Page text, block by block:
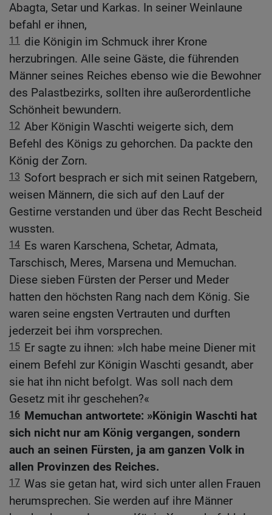
Abagta, Setar und Karkas. In seiner Weinlaune
befahl er ihnen,
11
die Königin im Schmuck ihrer Krone
herzubringen. Alle seine Gäste, die führenden
Männer seines Reiches ebenso wie die Bewohner
des Palastbezirks, sollten ihre außerordentliche
Schönheit bewundern.
12 Aber Königin Waschti weigerte sich, dem
Befehl des Königs zu gehorchen. Da packte den
König der Zorn.
13 Sofort besprach er sich mit seinen Ratgebern,
weisen Männern, die sich auf den Lauf der
Gestirne verstanden und über das Recht Bescheid
wussten.
14 Es waren Karschena, Schetar, Admata,
Tarschisch, Meres, Marsena und Memuchan.
Diese sieben Fürsten der Perser und Meder
hatten den höchsten Rang nach dem König. Sie
waren seine engsten Vertrauten und durften
jederzeit bei ihm vorsprechen.
15 Er sagte zu ihnen: »Ich habe meine Diener mit
einem Befehl zur Königin Waschti gesandt, aber
sie hat ihn nicht befolgt. Was soll nach dem
Gesetz mit ihr geschehen?«
16 Memuchan antwortete: »Königin Waschti hat
sich nicht nur am König vergangen, sondern
auch an seinen Fürsten, ja am ganzen Volk in
allen Provinzen des Reiches.
17 Was sie getan hat, wird sich unter allen Frauen
herumsprechen. Sie werden auf ihre Männer